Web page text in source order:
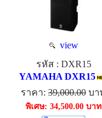
view
รหัส : DXR15
YAMAHA DXR15
ราคา: 39,000.00 บา
พิเศษ: 34,500.00 บาท